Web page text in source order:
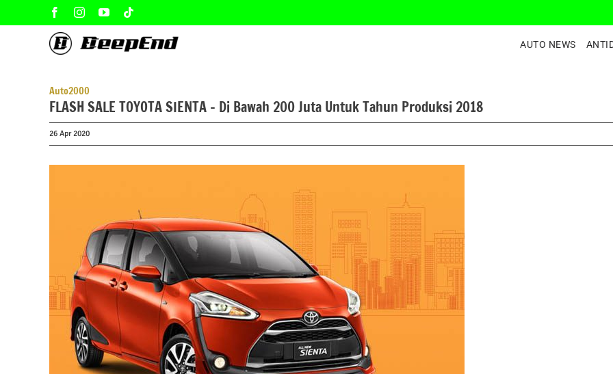
to
FacebookInstagramYouTube
AUTO NEWS
Auto2000
FLASH SALE TOYOTA SIENTA – Di Bawah 200 Juta Untuk Tahun Produksi 2018
26 Apr 2020